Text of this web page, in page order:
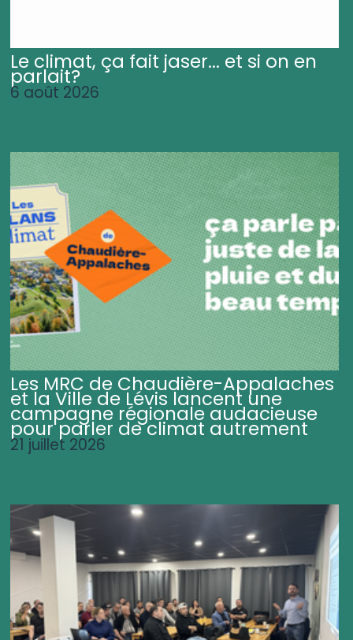
Le climat, ça fait jaser... et si on en
parlait?
6 août 2026
Les MRC de Chaudière-Appalaches
et la Ville de Lévis lancent une
campagne régionale audacieuse
pour parler de climat autrement
21 juillet 2026